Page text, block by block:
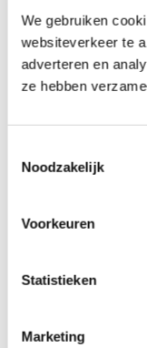
We gebruiken
websiteverkeer te
adverteren en
ze hebben
Noodzakelijk
Voorkeuren
Statistieken
Marketing